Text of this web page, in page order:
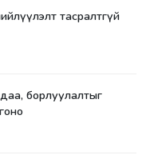
тасралтгүй
борлуулалтыг